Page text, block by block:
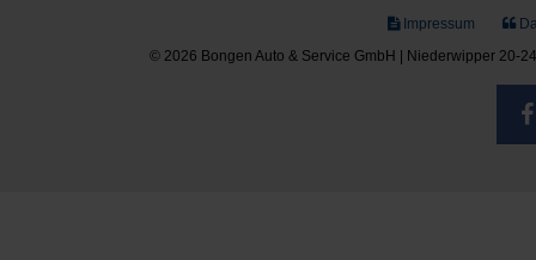
Impressum
© 2026 Bongen Auto & Service GmbH | Niederwipper 20-